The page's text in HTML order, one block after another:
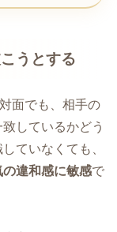
うとする
面でも、相手の
しているかどう
ていなくても、
の違和感に敏感で